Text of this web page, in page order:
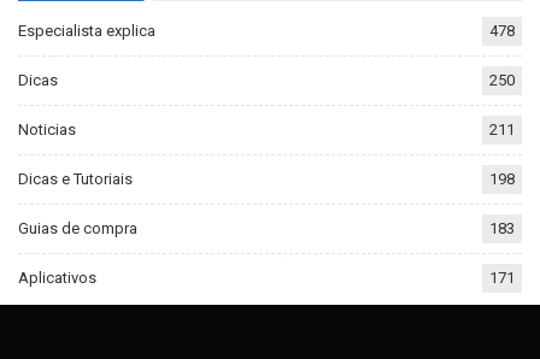
Especialista explica 478
Dicas 250
Noticias 211
Dicas e Tutoriais 198
Guias de compra 183
Aplicativos 171